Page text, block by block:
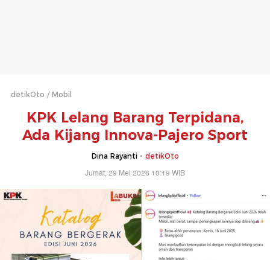
detikOto Mobil
KPK Lelang Barang Terpidana,
Ada Kijang Innova-Pajero Sport
Dina Rayanti - detikOto
Jumat, 29 Mei 2026 10:19 WIB